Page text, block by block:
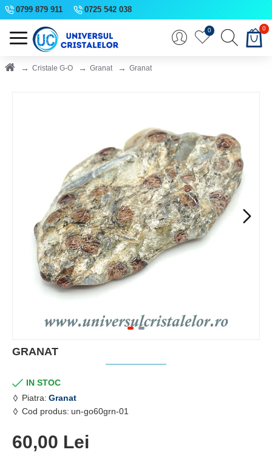
0799 879 911 0725 542 038
0 0
Cristale G-O Granat Granat
GRANAT
IN STOC
Piatra: Granat
Cod produs: un-go60grn-01
60,00 Lei